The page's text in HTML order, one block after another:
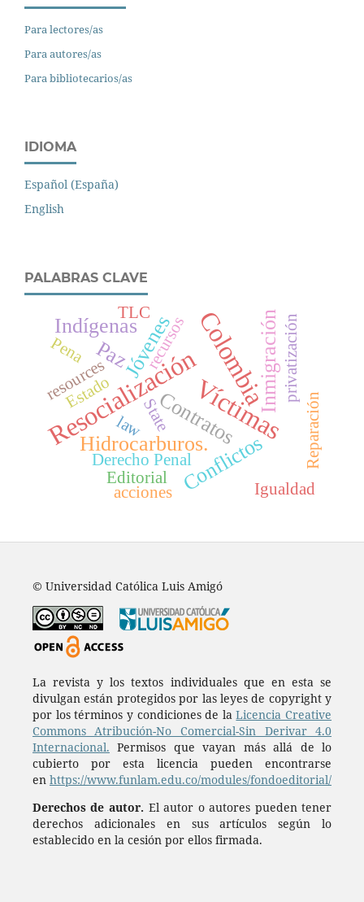
Para lectores/as
Para autores/as
Para bibliotecarios/as
IDIOMA
Español (España)
English
PALABRAS CLAVE
Colombia
ResocializaciónVíctimas
Hidrocarburos.
Contratos
Conflictos
Inmigración
Jóvenes
Indígenas
Paz
State
resources
Derecho Penal
Estado
Editorial
recursos
law
Pena
Igualdad
privatización
acciones
Reparación
TLC
© Universidad Católica Luis Amigó
La revista y los textos individuales que en esta se
divulgan están protegidos por las leyes de copyright y
por los términos y condiciones de laLicencia Creative
Commons Atribución-No Comercial-Sin Derivar 4.0
Internacional. Permisos que vayan más allá de lo
cubierto por esta licencia pueden encontrarse
en https://www.funlam.edu.co/modules/fondoeditorial/
Derechos de autor. El autor o autores pueden tener
derechos adicionales en sus artículos según lo
establecido en la cesión por ellos firmada.